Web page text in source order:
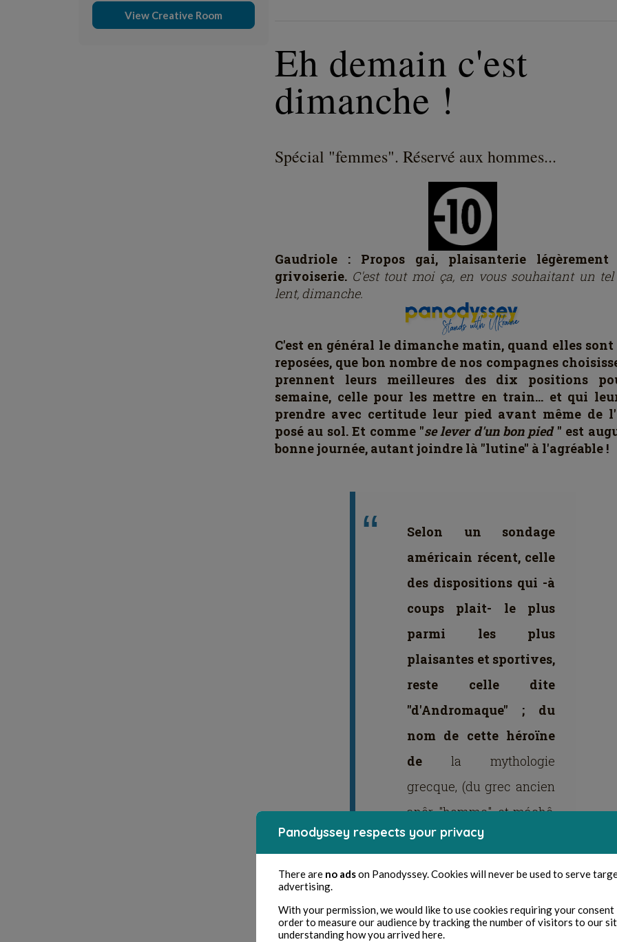
View Creative Room
Eh demain c'est
dimanche !
Spécial "femmes". Réservé aux hommes...
Gaudriole : Propos gai, plaisanterie légèrement
grivoiserie. C'est tout moi ça, en vous souhaitant un tel
lent, dimanche.
C'est en général le dimanche matin, quand elles
reposées, que bon nombre de nos compagnes
prennent leurs meilleures des dix positions
semaine, celle pour les mettre en train... et qui
prendre avec certitude leur pied avant même de
posé au sol. Et comme "se lever d'un bon pied" est
bonne journée, autant joindre là "lutine" à l'agréable !
Selon un sondage
américain récent, celle
des dispositions qui -à
coups plait- le plus
parmi les plus
plaisantes et sportives,
reste celle dite
"d'Andromaque" ; du
nom de cette héroïne
de
la
mythologie
grecque, (du grec ancien
anêr, "homme", et máchê,
"combat", d'où "celle qui
Troie, femme d'Hector et
Panodyssey respects your privacy
There are no adson Panodyssey. Cookies will never be used to serve
advertising.
With your permission, we would like to use cookies requiring your consent
order to measure our audience by tracking the number of visitors to our
understanding how you arrived here.